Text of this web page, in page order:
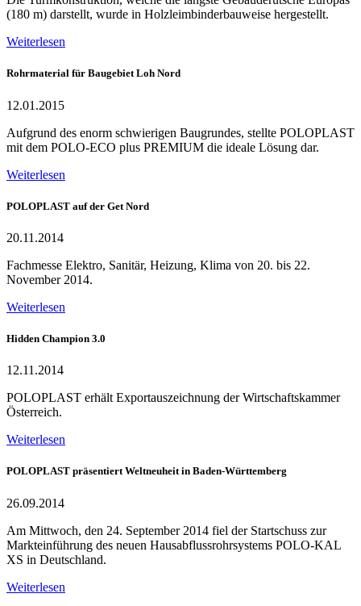
(180 m) darstellt, wurde in Holzleimbinderbauweise hergestellt.
Weiterlesen
Rohrmaterial für Baugebiet Loh Nord
12.01.2015
Aufgrund des enorm schwierigen Baugrundes, stellte POLOPLAST
mit dem POLO-ECO plus PREMIUM die ideale Lösung dar.
Weiterlesen
POLOPLAST auf der Get Nord
20.11.2014
Fachmesse Elektro, Sanitär, Heizung, Klima von 20. bis 22.
November 2014.
Weiterlesen
Hidden Champion 3.0
12.11.2014
POLOPLAST erhält Exportauszeichnung der Wirtschaftskammer
Österreich.
Weiterlesen
POLOPLAST präsentiert Weltneuheit in Baden-Württemberg
26.09.2014
Am Mittwoch, den 24. September 2014 fiel der Startschuss zur
Markteinführung des neuen Hausabflussrohrsystems POLO-KAL
XS in Deutschland.
Weiterlesen